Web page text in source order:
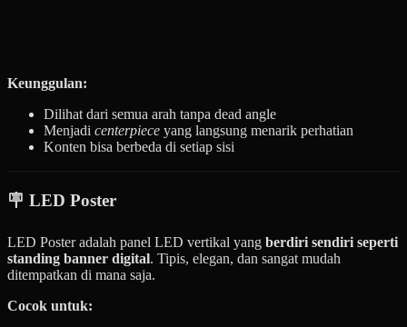
Keunggulan:
Dilihat dari semua arah tanpa dead angle
Menjadi centerpiece yang langsung menarik perhatian
Konten bisa berbeda di setiap sisi
🪧 LED Poster
LED Poster adalah panel LED vertikal yang berdiri sendiri seperti
standing banner digital. Tipis, elegan, dan sangat mudah
ditempatkan di mana saja.
Cocok untuk: